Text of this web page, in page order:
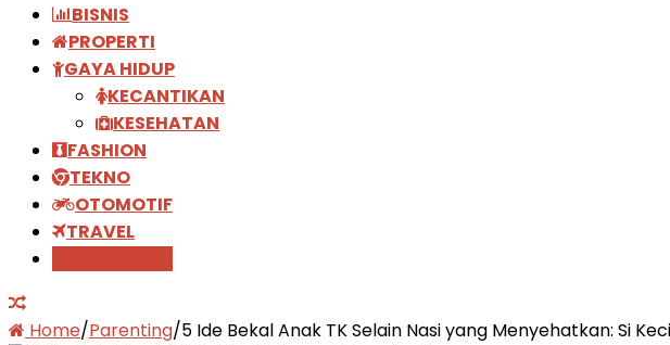
BISNIS
PROPERTI
GAYA HIDUP
KECANTIKAN
KESEHATAN
FASHION
TEKNO
OTOMOTIF
TRAVEL
Home/Parenting/5 Ide Bekal Anak TK Selain Nasi yang Menyehatkan: Si